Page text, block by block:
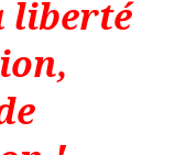
liberté